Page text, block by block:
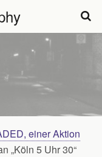
einer Aktion
„Köln 5 Uhr 30“